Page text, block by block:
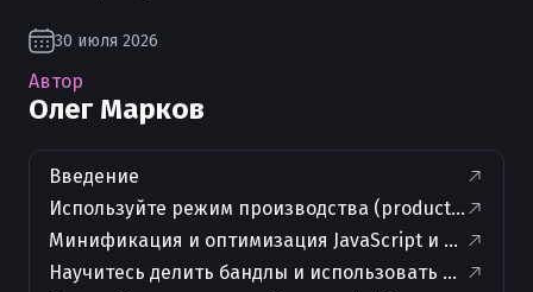
30 июля 2026
Автор
Олег Марков
Введение
Используйте режим производства (production
Минификация и оптимизация JavaScript и CSS
Научитесь делить бандлы и использовать